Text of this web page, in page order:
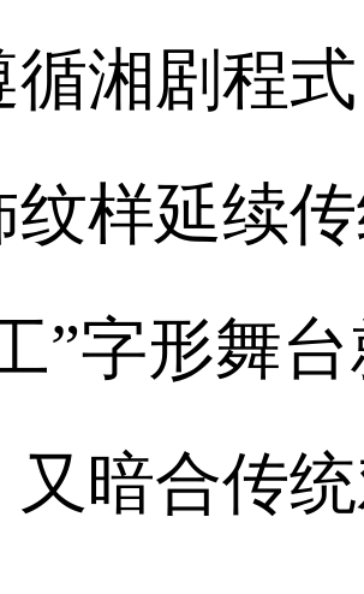
循湘剧程
纹样延续
”字形舞
又暗合传